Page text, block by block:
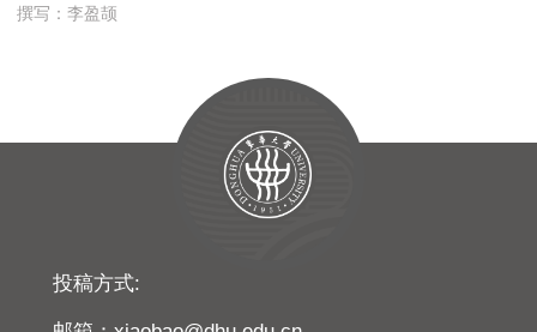
撰写：李盈颉
投稿方式: